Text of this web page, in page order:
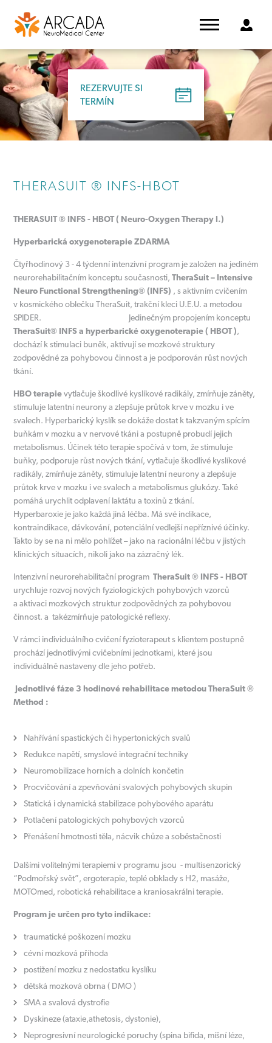
REZERVUJTE SI
TERMÍN
THERASUIT ® INFS-HBOT
THERASUIT ® INFS - HBOT ( Neuro-Oxygen Therapy I.)
Hyperbarická oxygenoterapie ZDARMA
Čtyřhodinový 3 - 4 týdenní intenzivní program je založen na jediném
neurorehabilitačním konceptu současnosti,TheraSuit – Intensive
Neuro Functional Strengthening® (INFS) , s aktivním cvičením
v kosmického oblečku TheraSuit, trakční kleci U.E.U. a metodou
SPIDER. Jedinečným propojením konceptu
TheraSuit® INFS a hyperbarické oxygenoterapie ( HBOT ),
dochází k stimulaci buněk, aktivují se mozkové struktury
zodpovědné za pohybovou činnost a je podporován růst nových
tkání.
HBO terapievytlačuje škodlivé kyslíkové radikály, zmírňuje záněty,
stimuluje latentní neurony a zlepšuje průtok krve v mozku i ve
svalech. Hyperbarický kyslík se dokáže dostat k takzvaným spícím
buňkám v mozku a v nervové tkáni a postupně probudí jejich
metabolismus. Účinek této terapie spočívá v tom, že stimuluje
buňky, podporuje růst nových tkání, vytlačuje škodlivé kyslíkové
radikály, zmírňuje záněty, stimuluje latentní neurony a zlepšuje
průtok krve v mozku i ve svalech a metabolismus glukózy. Také
pomáhá urychlit odplavení laktátu a toxinů z tkání.
Hyperbaroxie je jako každá jiná léčba. Má své indikace,
kontraindikace, dávkování, potenciální vedlejší nepříznivé účinky.
Takto by se na ni mělo pohlížet – jako na racionální léčbu v jistých
klinických situacích, nikoli jako na zázračný lék.
Intenzivní neurorehabilitační programTheraSuit ® INFS - HBOT
urychluje rozvoj nových fyziologických pohybových vzorců
a aktivaci mozkových struktur zodpovědných za pohybovou
činnost. a takézmírňuje patologické reflexy.
V rámci individuálního cvičení fyzioterapeut s klientem postupně
prochází jednotlivými cvičebními jednotkami, které jsou
individuálně nastaveny dle jeho potřeb.
Jednotlivé fáze 3 hodinové rehabilitace metodou TheraSuit ®
Method :
Nahřívání spastických či hypertonických svalů
Redukce napětí, smyslové integrační techniky
Neuromobilizace horních a dolních končetin
Procvičování a zpevňování svalových pohybových skupin
Statická i dynamická stabilizace pohybového aparátu
Potlačení patologických pohybových vzorců
Přenášení hmotnosti těla, nácvik chůze a soběstačnosti
Dalšími volitelnými terapiemi v programu jsou - multisenzorický
“Podmořský svět”, ergoterapie, teplé obklady s H2, masáže,
MOTOmed, robotická rehabilitace a kraniosakrálni terapie.
Program je určen pro tyto indikace:
traumatické poškození mozku
cévní mozková příhoda
postižení mozku z nedostatku kyslíku
dětská mozková obrna ( DMO )
SMA a svalová dystrofie
Dyskineze (ataxie,athetosis, dystonie),
Neprogresivní neurologické poruchy (spina bifida, míšní léze,